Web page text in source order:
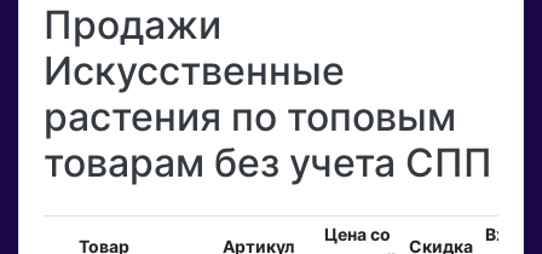
Продажи
Искусственные
растения по топовым
товарам без учета СПП
Товар Артикул
Цена со
Скидка